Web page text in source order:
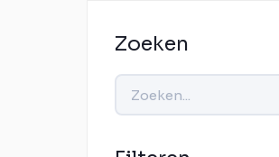
Zoeken